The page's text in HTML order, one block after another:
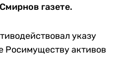
газете.
указу
Росимуществу активов